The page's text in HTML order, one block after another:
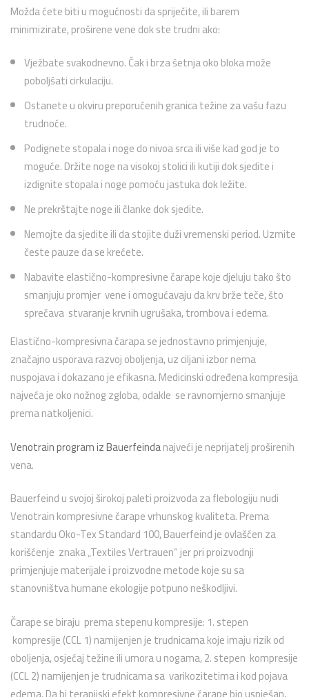
Možda ćete biti u mogućnosti da spriječite, ili barem
minimizirate, proširene vene dok ste trudni ako:
Vježbate svakodnevno. Čak i brza šetnja oko bloka može
poboljšati cirkulaciju.
Ostanete u okviru preporučenih granica težine za vašu fazu
trudnoće.
Podignete stopala i noge do nivoa srca ili više kad god je to
moguće. Držite noge na visokoj stolici ili kutiji dok sjedite i
izdignite stopala i noge pomoću jastuka dok ležite.
Ne prekrštajte noge ili članke dok sjedite.
Nemojte da sjedite ili da stojite duži vremenski period. Uzmite
česte pauze da se krećete.
Nabavite elastično-kompresivne čarape koje djeluju tako što
smanjuju promjer vene i omogućavaju da krv brže teče, što
sprečava stvaranje krvnih ugrušaka, trombova i edema.
Elastično-kompresivna čarapa se jednostavno primjenjuje,
značajno usporava razvoj oboljenja, uz ciljani izbor nema
nuspojava i dokazano je efikasna. Medicinski određena kompresija
najveća je oko nožnog zgloba, odakle se ravnomjerno smanjuje
prema natkoljenici.
Venotrain program iz Bauerfeindanajveći je neprijatelj proširenih
vena.
Bauerfeind u svojoj širokoj paleti proizvoda za flebologiju nudi
Venotrain kompresivne čarape vrhunskog kvaliteta. Prema
standardu Oko-Tex Standard 100, Bauerfeind je ovlašćen za
korišćenje znaka „Textiles Vertrauen“ jer pri proizvodnji
primjenjuje materijale i proizvodne metode koje su sa
stanovništva humane ekologije potpuno neškodljivi.
Čarape se biraju prema stepenu kompresije: 1. stepen
kompresije (CCL 1) namijenjen je trudnicama koje imaju rizik od
oboljenja, osjećaj težine ili umora u nogama, 2. stepen kompresije
(CCL 2) namijenjen je trudnicama sa varikozitetima i kod pojava